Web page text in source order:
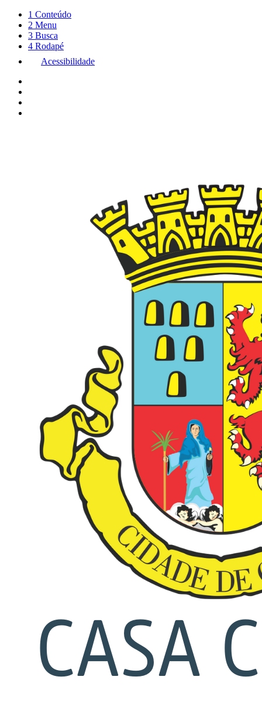
1 Conteúdo
2 Menu
3 Busca
4 Rodapé
Acessibilidade